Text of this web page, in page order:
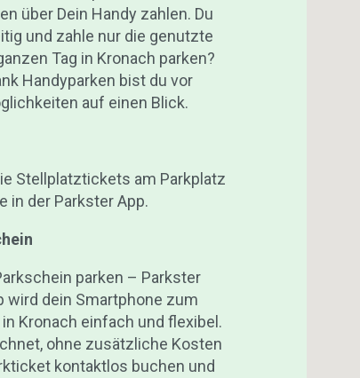
über Dein Handy zahlen. Du
und zahle nur die genutzte
Tag in Kronach parken?
Handyparken bist du vor
auf einen Blick.
Stellplatztickets am Parkplatz
in der Parkster App.
parken – Parkster
wird dein Smartphone zum
Kronach einfach und flexibel.
ohne zusätzliche Kosten
kontaktlos buchen und